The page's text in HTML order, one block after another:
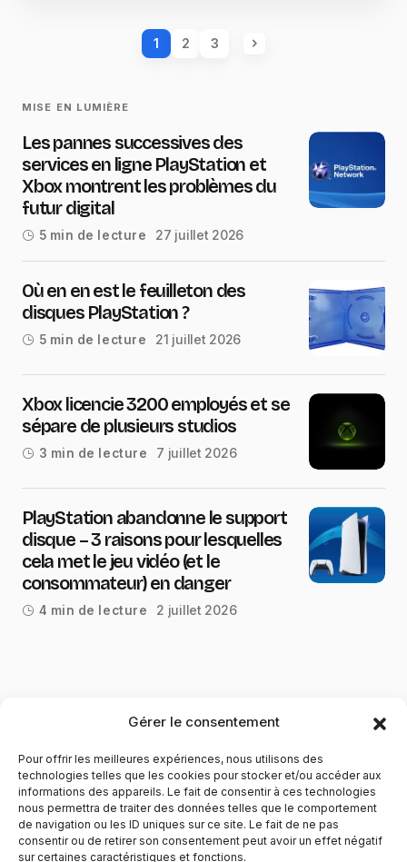
Gérer le consentement
Pour offrir les meilleures expériences, nous utilisons des
technologies telles que les cookies pour stocker et/ou accéder aux
informations des appareils. Le fait de consentir à ces technologies
nous permettra de traiter des données telles que le comportement
de navigation ou les ID uniques sur ce site. Le fait de ne pas
consentir ou de retirer son consentement peut avoir un effet négatif
sur certaines caractéristiques et fonctions.
1 2 3
MISE EN LUMIÈRE
Les pannes successives des
services en ligne PlayStation et
Xbox montrent les problèmes du
futur digital
5 min de lecture 27 juillet 2026
Où en en est le feuilleton des
disques PlayStation ?
5 min de lecture 21 juillet 2026
Xbox licencie 3200 employés et se
sépare de plusieurs studios
3 min de lecture 7 juillet 2026
PlayStation abandonne le support
disque – 3 raisons pour lesquelles
cela met le jeu vidéo (et le
consommateur) en danger
4 min de lecture 2 juillet 2026
YubiGeek est un média français dédié aux nouvelles